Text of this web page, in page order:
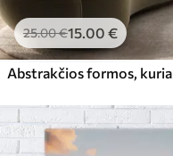
25.00€15.00 €